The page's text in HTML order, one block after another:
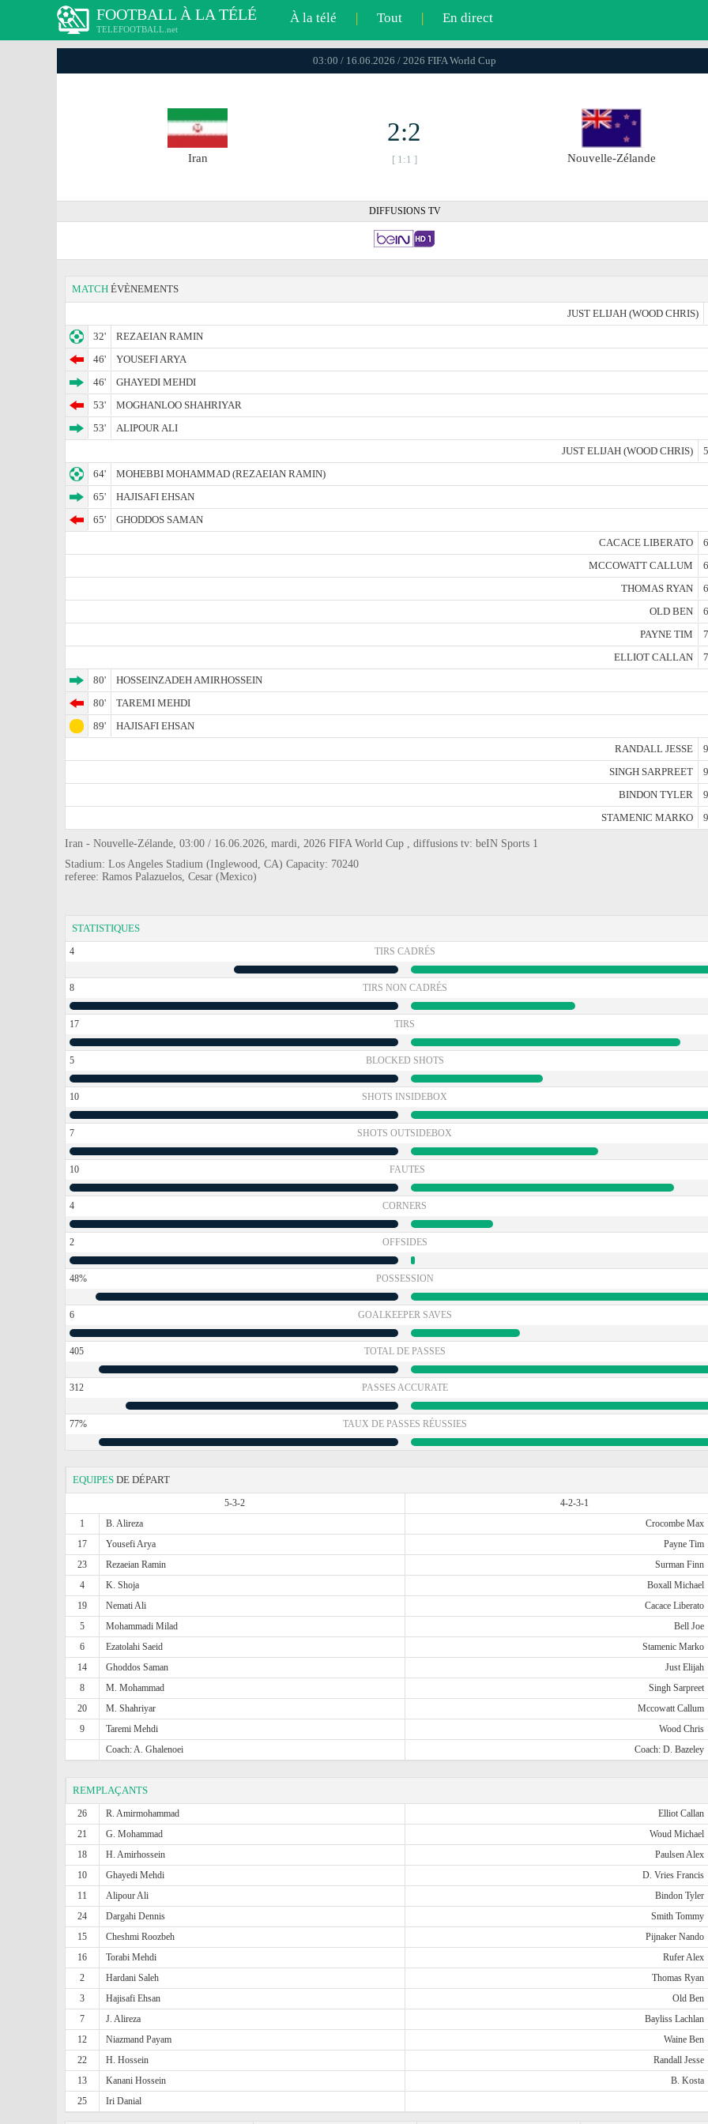
FOOTBALL À LA TÉLÉ
TELEFOOTBALL.net
À la télé | Tout | En direct
03:00 / 16.06.2026 / 2026 FIFA World Cup
Iran
2:2
[ 1:1 ] Nouvelle-Zélande
DIFFUSIONS TV
MATCH ÉVÈNEMENTS
JUST ELIJAH (WOOD CHRIS)
32'
REZAEIAN RAMIN
46'
YOUSEFI ARYA
46'
GHAYEDI MEHDI
53'
MOGHANLOO SHAHRIYAR
53'
ALIPOUR ALI
JUST ELIJAH (WOOD CHRIS)
64'
MOHEBBI MOHAMMAD (REZAEIAN RAMIN)
65'
HAJISAFI EHSAN
65'
GHODDOS SAMAN
CACACE LIBERATO
MCCOWATT CALLUM
THOMAS RYAN
OLD BEN
PAYNE TIM
ELLIOT CALLAN
80'
HOSSEINZADEH AMIRHOSSEIN
80'
TAREMI MEHDI
89'
HAJISAFI EHSAN
RANDALL JESSE
SINGH SARPREET
BINDON TYLER
STAMENIC MARKO
Iran - Nouvelle-Zélande, 03:00 / 16.06.2026, mardi, 2026 FIFA World Cup , diffusions tv: beIN Sports 1
Stadium: Los Angeles Stadium (Inglewood, CA) Capacity: 70240
referee: Ramos Palazuelos, Cesar (Mexico)
STATISTIQUES
4 TIRS CADRÉS
8 TIRS NON CADRÉS
17 TIRS
5 BLOCKED SHOTS
10 SHOTS INSIDEBOX
7 SHOTS OUTSIDEBOX
10 FAUTES
4 CORNERS
2 OFFSIDES
48% POSSESSION
6 GOALKEEPER SAVES
405 TOTAL DE PASSES
312 PASSES ACCURATE
77% TAUX DE PASSES RÉUSSIES
EQUIPES DE DÉPART
5-3-2
4-2-3-1
1
B. Alireza Crocombe Max
17
Yousefi Arya Payne Tim
23
Rezaeian Ramin Surman Finn
4
K. Shoja Boxall Michael
19
Nemati Ali Cacace Liberato
5
Mohammadi Milad Bell Joe
6
Ezatolahi Saeid Stamenic Marko
14
Ghoddos Saman Just Elijah
8
M. Mohammad Singh Sarpreet
20
M. Shahriyar Mccowatt Callum
9
Taremi Mehdi Wood Chris
Coach: A. Ghalenoei
Coach: D. Bazeley
REMPLAÇANTS
26 R. Amirmohammad Elliot Callan
21
G. Mohammad Woud Michael
18
H. Amirhossein Paulsen Alex
10
Ghayedi Mehdi D. Vries Francis
11
Alipour Ali Bindon Tyler
24
Dargahi Dennis Smith Tommy
15
Cheshmi Roozbeh Pijnaker Nando
16
Torabi Mehdi Rufer Alex
2
Hardani Saleh Thomas Ryan
3
Hajisafi Ehsan Old Ben
7
J. Alireza Bayliss Lachlan
12
Niazmand Payam Waine Ben
22
H. Hossein Randall Jesse
13
Kanani Hossein B. Kosta
25
Iri Danial